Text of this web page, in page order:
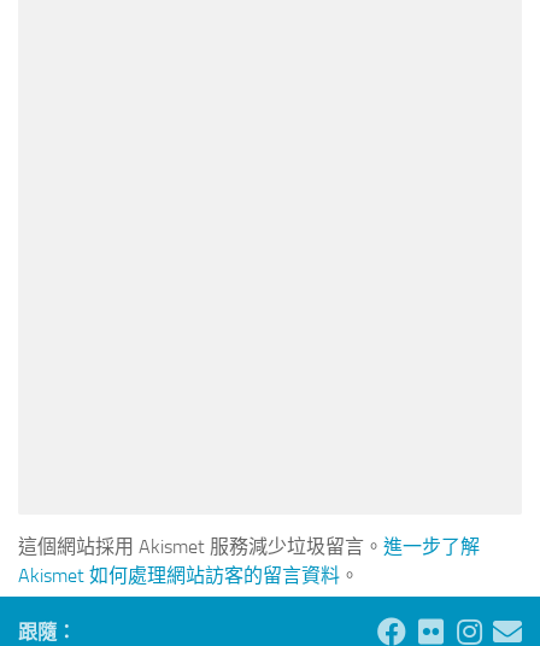
這個網站採用 Akismet 服務減少垃圾留言。 進一步了解
Akismet 如何處理網站訪客的留言資料 。
跟隨：